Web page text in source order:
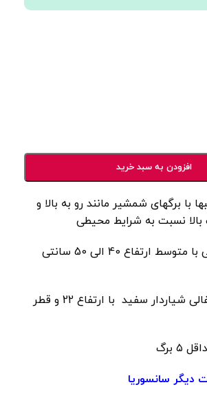
افزودن به سبد خرید
با برگهای شمشیر مانند رو به بالا و
بالا نسبت به شرایط محیطی
: گیاهی با متوسط ارتفاع 40 الی 50 سانتی
گلدان سفالی شیاردار سفید با ارتفاع 22 و قطر
۵ برگ
دیگر سانسوریا